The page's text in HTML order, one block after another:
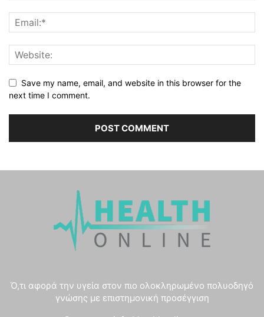
Save my name, email, and website in this browser for the
next time I comment.
Ό,τι αφορά την υγεία στον πιο ολοκληρωμένο πολυοδηγό
γνώσης με επιστημονική προσέγγιση